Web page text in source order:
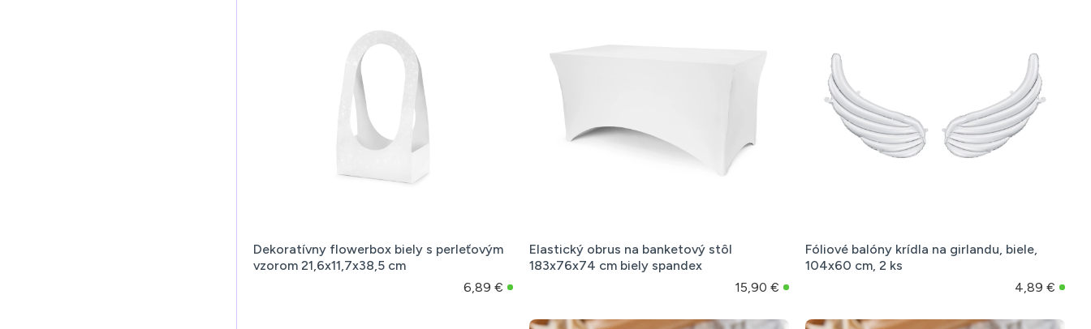
Dekoratívny flowerbox biely s perleťovým
vzorom 21,6x11,7x38,5 cm
6,89 €
Elastický obrus na banketový stôl
183x76x74 cm biely spandex
15,90 €
Fóliové balóny krídla na girlandu, biele,
104x60 cm, 2 ks
4,89 €